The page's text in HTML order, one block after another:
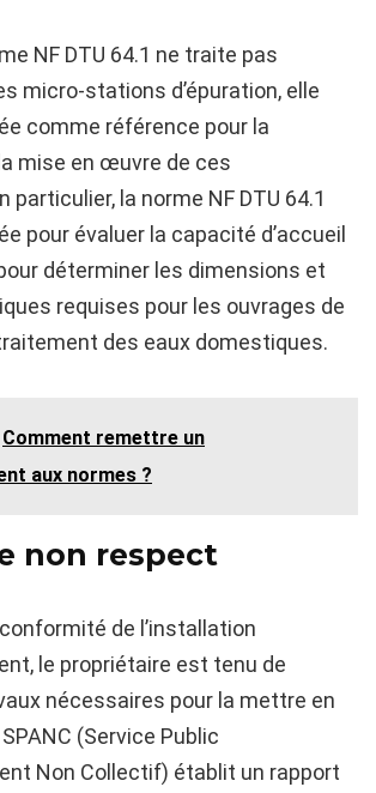
NF DTU 64.1 ne traite pas
micro-stations d’épuration, elle
comme référence pour la
mise en œuvre de ces
particulier, la norme NF DTU 64.1
pour évaluer la capacité d’accueil
déterminer les dimensions et
requises pour les ouvrages de
des eaux domestiques.
Comment remettre un
aux normes ?
non respect
de l’installation
le propriétaire est tenu de
nécessaires pour la mettre en
(Service Public
Non Collectif) établit un rapport